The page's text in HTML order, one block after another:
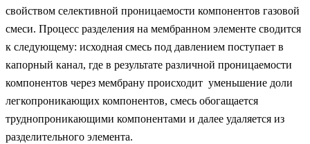
свойством селективной проницаемости компонентов газовой
смеси. Процесс разделения на мембранном элементе сводится
к следующему: исходная смесь под давлением поступает в
капорный канал, где в результате различной проницаемости
компонентов через мембрану происходит уменьшение доли
легкопроникающих компонентов, смесь обогащается
труднопроникающими компонентами и далее удаляется из
разделительного элемента.